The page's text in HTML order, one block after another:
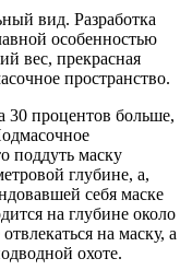
вид. Разработка
особенностью
вес, прекрасная
пространство.
30 процентов больше,
поддуть маску
глубине, а,
себя маске
на глубине около
на маску, а
охоте.